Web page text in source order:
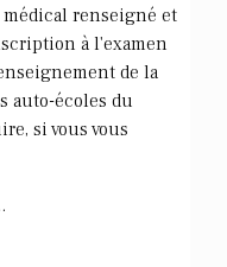
renseigné et
à l'examen
de la
auto-écoles du
si vous vous